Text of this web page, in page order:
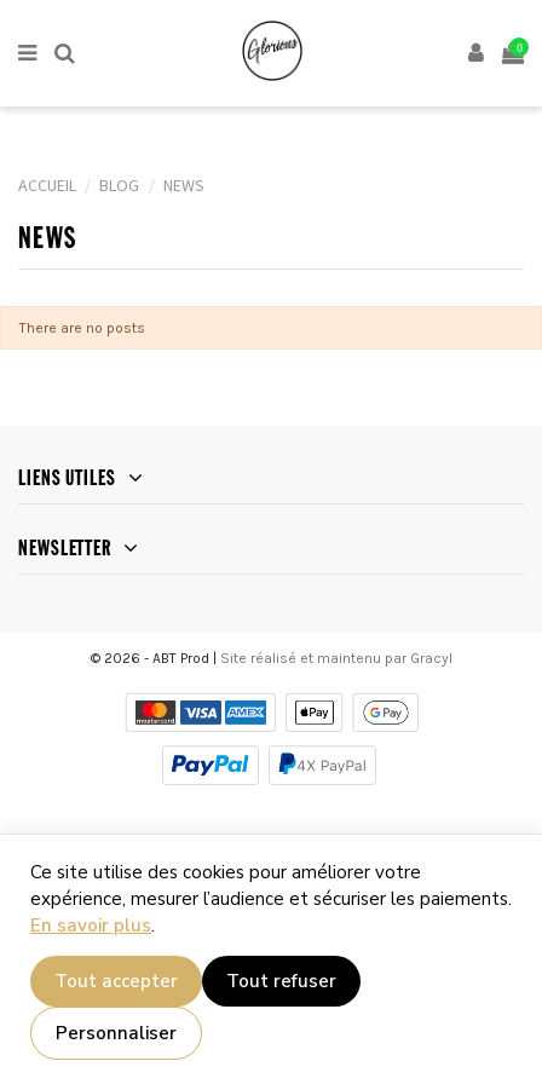
0
ACCUEIL BLOG NEWS
NEWS
There are no posts
LIENS UTILES
NEWSLETTER
© 2026 - ABT Prod | Site réalisé et maintenu par Gracyl
Ce site utilise des cookies pour améliorer votre
expérience, mesurer l’audience et sécuriser les paiements.
En savoir plus.
Tout accepter Tout refuser
Personnaliser